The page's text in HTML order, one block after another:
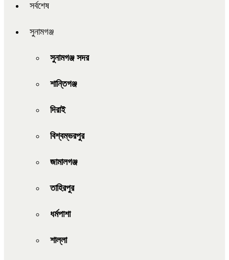
সর্বশেষ
সুনামগঞ্জ
সুনামগঞ্জ সদর
শান্তিগঞ্জ
দিরাই
বিশ্বম্ভরপুর
জামালগঞ্জ
তাহিরপুর
ধর্মপাশা
শাল্লা